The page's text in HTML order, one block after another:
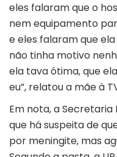
eles falaram que o
nem equipamento
e eles falaram que
não tinha motivo
ela tava ótima, que
eu”, relatou a mãe à
Em nota, a Secretaria
que há suspeita de
por meningite, mas